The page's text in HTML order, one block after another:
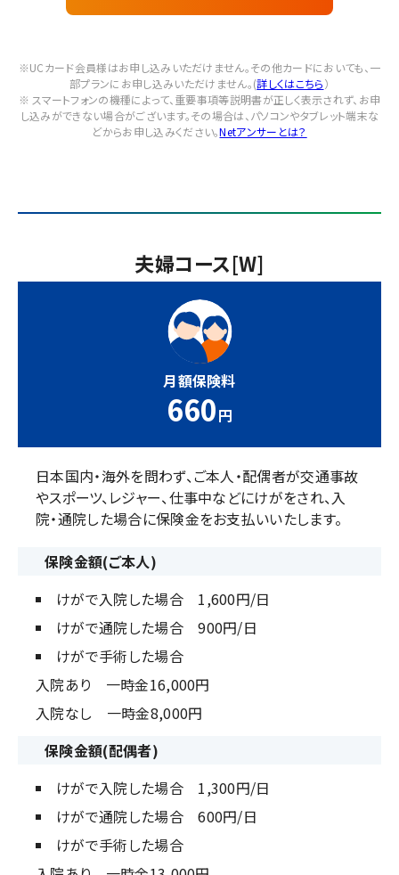
※UCカード会員様はお申し込みいただけません。その他カードにおいても、一
部プランにお申し込みいただけません。(詳しくはこちら）
※ スマートフォンの機種によって、重要事項等説明書が正しく表示されず、お申
し込みができない場合がございます。その場合は、パソコンやタブレット端末な
どからお申し込みください。Netアンサーとは？
夫婦コース[W]
月額保険料
660円
日本国内・海外を問わず、ご本人・配偶者が交通事故
やスポーツ、レジャー、仕事中などにけがをされ、入
院・通院した場合に保険金をお支払いいたします。
保険金額(ご本人)
けがで入院した場合 1,600円/日
けがで通院した場合 900円/日
けがで手術した場合
入院あり 一時金16,000円
入院なし 一時金8,000円
保険金額(配偶者)
けがで入院した場合 1,300円/日
けがで通院した場合 600円/日
けがで手術した場合